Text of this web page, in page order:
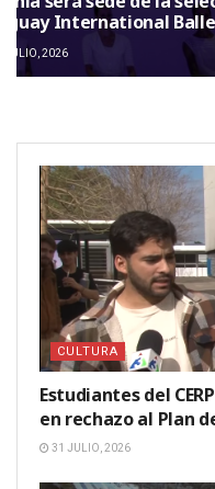
International
JULIO, 2026
CULTURA
Estudiantes del
en rechazo al Plan
31 JULIO, 2026